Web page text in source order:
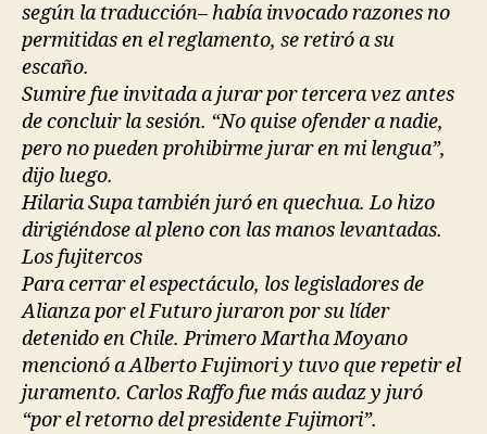
según la traducción– había invocado razones no
permitidas en el reglamento, se retiró a su
escaño.
Sumire fue invitada a jurar por tercera vez antes
de concluir la sesión. “No quise ofender a nadie,
pero no pueden prohibirme jurar en mi lengua”,
dijo luego.
Hilaria Supa también juró en quechua. Lo hizo
dirigiéndose al pleno con las manos levantadas.
Los fujitercos
Para cerrar el espectáculo, los legisladores de
Alianza por el Futuro juraron por su líder
detenido en Chile. Primero Martha Moyano
mencionó a Alberto Fujimori y tuvo que repetir el
juramento. Carlos Raffo fue más audaz y juró
“por el retorno del presidente Fujimori”.